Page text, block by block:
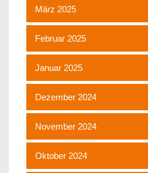
März 2025
Februar 2025
Januar 2025
Dezember 2024
November 2024
Oktober 2024